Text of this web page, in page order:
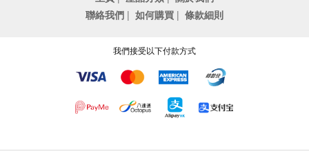
聯絡我們 | 如何購買 | 條款細則
我們接受以下付款方式